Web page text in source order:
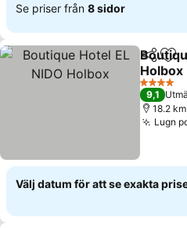
Se priser från 8 sidor
Dela
Holbox
Se priser
4 Stjärnor
9,1
18.2
Lugn
Välj datum för att se exakta